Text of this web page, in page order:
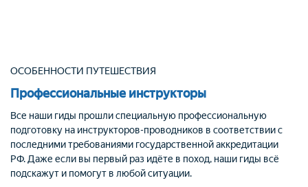
ОСОБЕННОСТИ ПУТЕШЕСТВИЯ
Профессиональные инструкторы
Все наши гиды прошли специальную профессиональную
подготовку на инструкторов-проводников в соответствии с
последними требованиями государственной аккредитации
РФ. Даже если вы первый раз идёте в поход, наши гиды всё
подскажут и помогут в любой ситуации.